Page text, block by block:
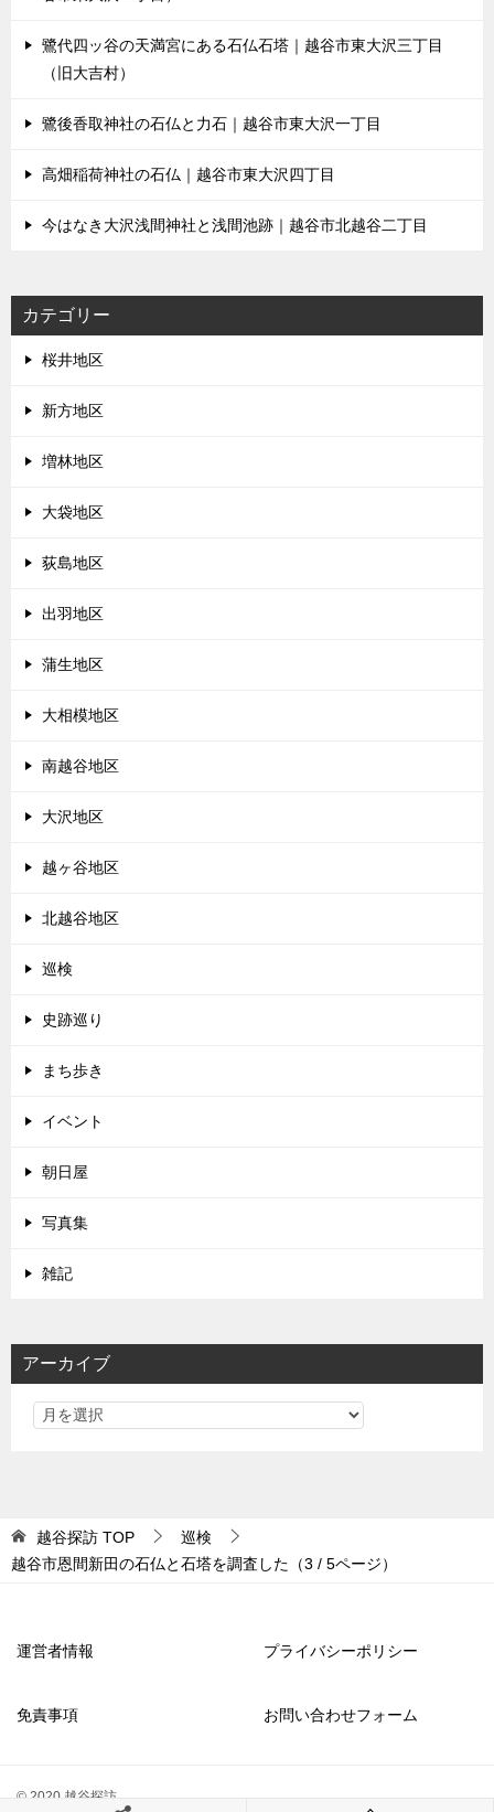
鷺代四ッ谷の天満宮にある石仏石塔｜越谷市東大沢三丁目
（旧大吉村）
鷺後香取神社の石仏と力石｜越谷市東大沢一丁目
高畑稲荷神社の石仏｜越谷市東大沢四丁目
今はなき大沢浅間神社と浅間池跡｜越谷市北越谷二丁目
カテゴリー
桜井地区
新方地区
増林地区
大袋地区
荻島地区
出羽地区
蒲生地区
大相模地区
南越谷地区
大沢地区
越ヶ谷地区
北越谷地区
巡検
史跡巡り
まち歩き
イベント
朝日屋
写真集
雑記
アーカイブ
越谷探訪 TOP
巡検
越谷市恩間新田の石仏と石塔を調査した（3 / 5ページ）
運営者情報 プライバシーポリシー
免責事項 お問い合わせフォーム
© 2020 越谷探訪